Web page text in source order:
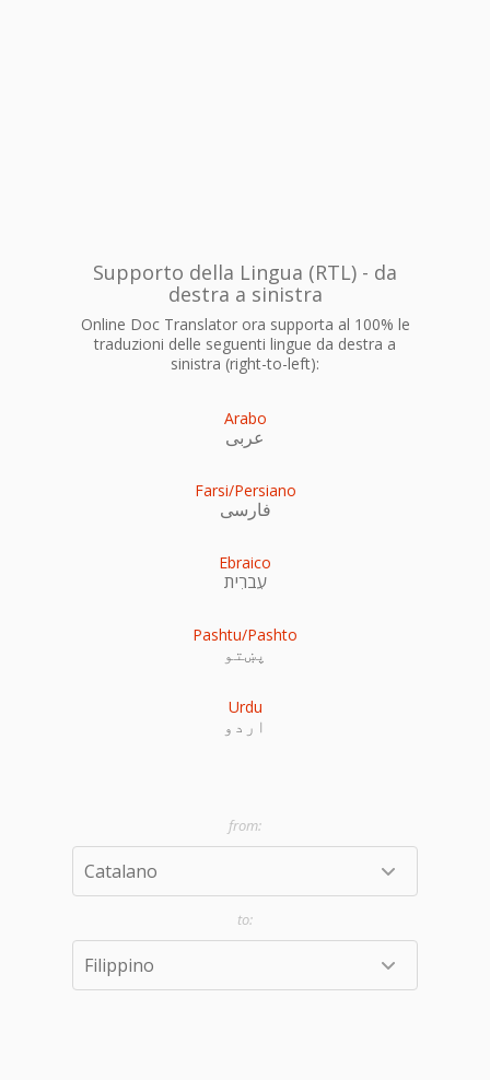
Supporto della Lingua (RTL) - da
destra a sinistra
Online Doc Translator ora supporta al 100% le
traduzioni delle seguenti lingue da destra a
sinistra (right-to-left):
Arabo
عربى
Farsi/Persiano
فارسی
Ebraico
עִברִית
Pashtu/Pashto
پښتو
Urdu
اردو